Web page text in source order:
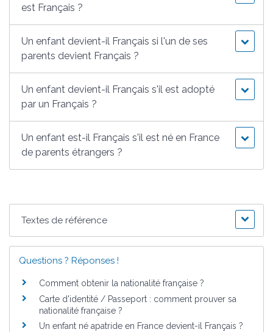
est Français ?
Un enfant devient-il Français si l'un de ses
parents devient Français ?
Un enfant devient-il Français s'il est adopté
par un Français ?
Un enfant est-il Français s'il est né en France
de parents étrangers ?
Textes de référence
Questions ? Réponses !
Comment obtenir la nationalité française ?
Carte d'identité / Passeport : comment prouver sa
nationalité française ?
Un enfant né apatride en France devient-il Français ?